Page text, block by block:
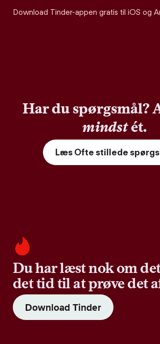
Download Tinder-appen gratis til iOS og
Har du spørgsmål?
mindstét.
Læs Ofte stillede
Du har læst nok om
det tid til at prøve det
Download Tinder